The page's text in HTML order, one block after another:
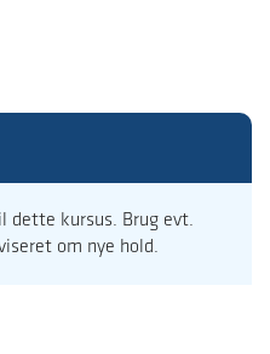
dette kursus. Brug evt.
om nye hold.